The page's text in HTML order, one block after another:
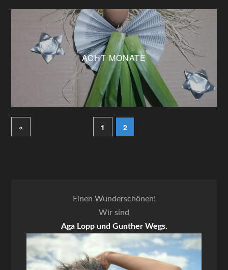
ACHT MONATE
« 1 2
Einen Wunderschönen!
Wir sind
Aga Lopp und Gunther Wegs.